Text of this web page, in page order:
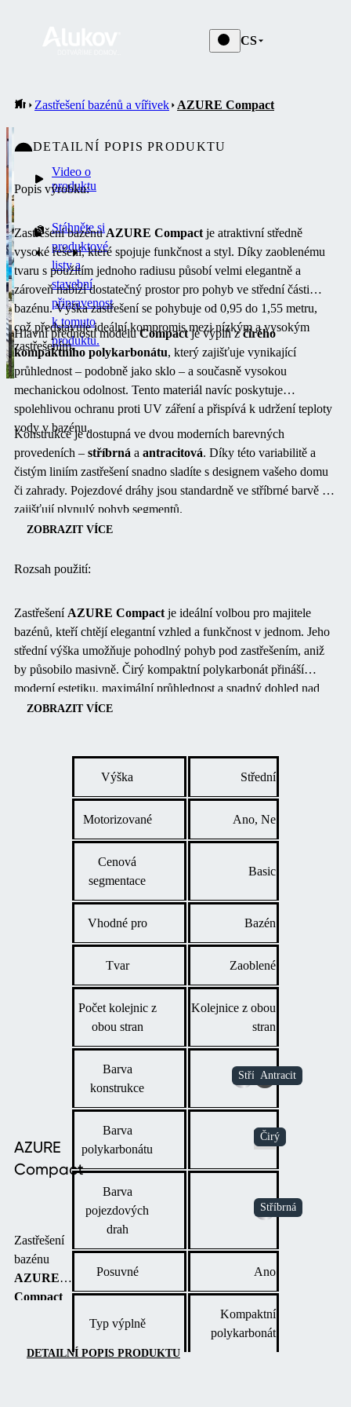
CS
Zastřešení bazénů a vířivek AZURE Compact
AZURE
Compact
Zastřešení
bazénu
AZURE
Compact
designem a
DETAILNÍ POPIS PRODUKTU
Video o
produktu
Stáhněte si
produktové
listy a
stavební
připravenost
k tomuto
produktu.
DETAILNÍ POPIS PRODUKTU
Popis výrobku:
Zastřešení bazénuAZURE Compact je atraktivní středně
vysoké řešení, které spojuje funkčnost a styl. Díky zaoblenému
tvaru s použitím jednoho radiusu působí velmi elegantně a
zároveň nabízí dostatečný prostor pro pohyb ve střední části
bazénu. Výška zastřešení se pohybuje od 0,95 do 1,55 metru,
což představuje ideální kompromis mezi nízkým a vysokým
zastřešením.
Hlavní předností modeluCompactje výplň zčirého
kompaktního polykarbonátu, který zajišťuje vynikající
průhlednost – podobně jako sklo – a současně vysokou
mechanickou odolnost. Tento materiál navíc poskytuje
spolehlivou ochranu proti UV záření a přispívá k udržení teploty
vody v bazénu.
Konstrukce je dostupná ve dvou moderních barevných
provedeních – stříbrná a antracitová. Díky této variabilitě a
čistým liniím zastřešení snadno sladíte s designem vašeho domu
či zahrady. Pojezdové dráhy jsou standardně ve stříbrné barvě a
zajišťují plynulý pohyb segmentů.
ZOBRAZIT VÍCE
Rozsah použití:
Zastřešení AZURE Compact je ideální volbou pro majitele
bazénů, kteří chtějí elegantní vzhled a funkčnost v jednom. Jeho
střední výška umožňuje pohodlný pohyb pod zastřešením, aniž
by působilo masivně. Čirý kompaktní polykarbonát přináší
moderní estetiku, maximální průhlednost a snadný dohled nad
dětmi nebo prostě jen krásný výhled na vodní hladinu. Zastřešení
ZOBRAZIT VÍCE
Výška Střední
Motorizované Ano, Ne
Cenová
segmentace
Basic
Vhodné pro Bazén
Tvar Zaoblené
Počet kolejnic z
obou stran
Kolejnice z obou
stran
Barva
konstrukce
Barva
polykarbonátu
Barva
pojezdových
drah
Posuvné Ano
Typ výplně
Kompaktní
polykarbonát